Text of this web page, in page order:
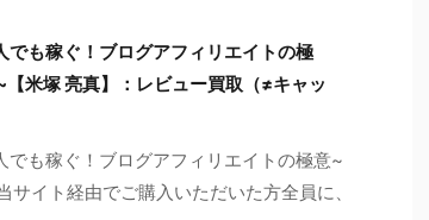
も稼ぐ！ブログアフィリエイトの極
米塚 亮真】：レビュー買取（≠キャッ
も稼ぐ！ブログアフィリエイトの極意~
イト経由でご購入いただいた方全員に、